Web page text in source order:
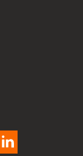
linkedin